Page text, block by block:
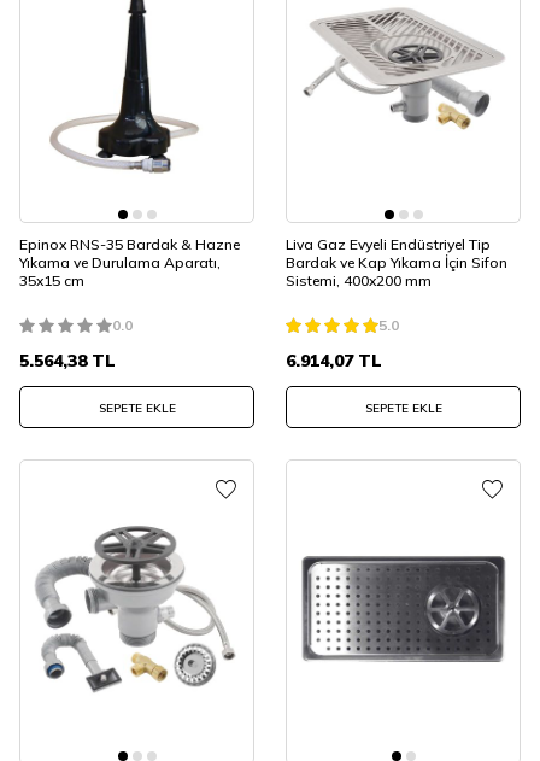
Epinox RNS-35 Bardak & Hazne
Yıkama ve Durulama Aparatı,
35x15 cm
0.0
5.564,38TL
SEPETE EKLE
Liva Gaz Evyeli Endüstriyel Tip
Bardak ve Kap Yıkama İçin Sifon
Sistemi, 400x200 mm
5.0
6.914,07TL
SEPETE EKLE